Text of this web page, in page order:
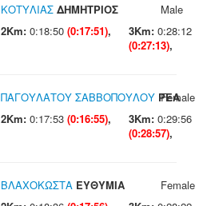
ΚΟΤΥΛΙΑΣ ΔΗΜΗΤΡΙΟΣ
Male
2Km: 0:18:50 (0:17:51), 3Km: 0:28:12
(0:27:13),
ΠΑΓΟΥΛΑΤΟΥ ΣΑΒΒΟΠΟΥΛΟΥ ΡΕΑ
Female
2Km: 0:17:53 (0:16:55), 3Km: 0:29:56
(0:28:57),
ΒΛΑΧΟΚΩΣΤΑ ΕΥΘΥΜΙΑ
Female